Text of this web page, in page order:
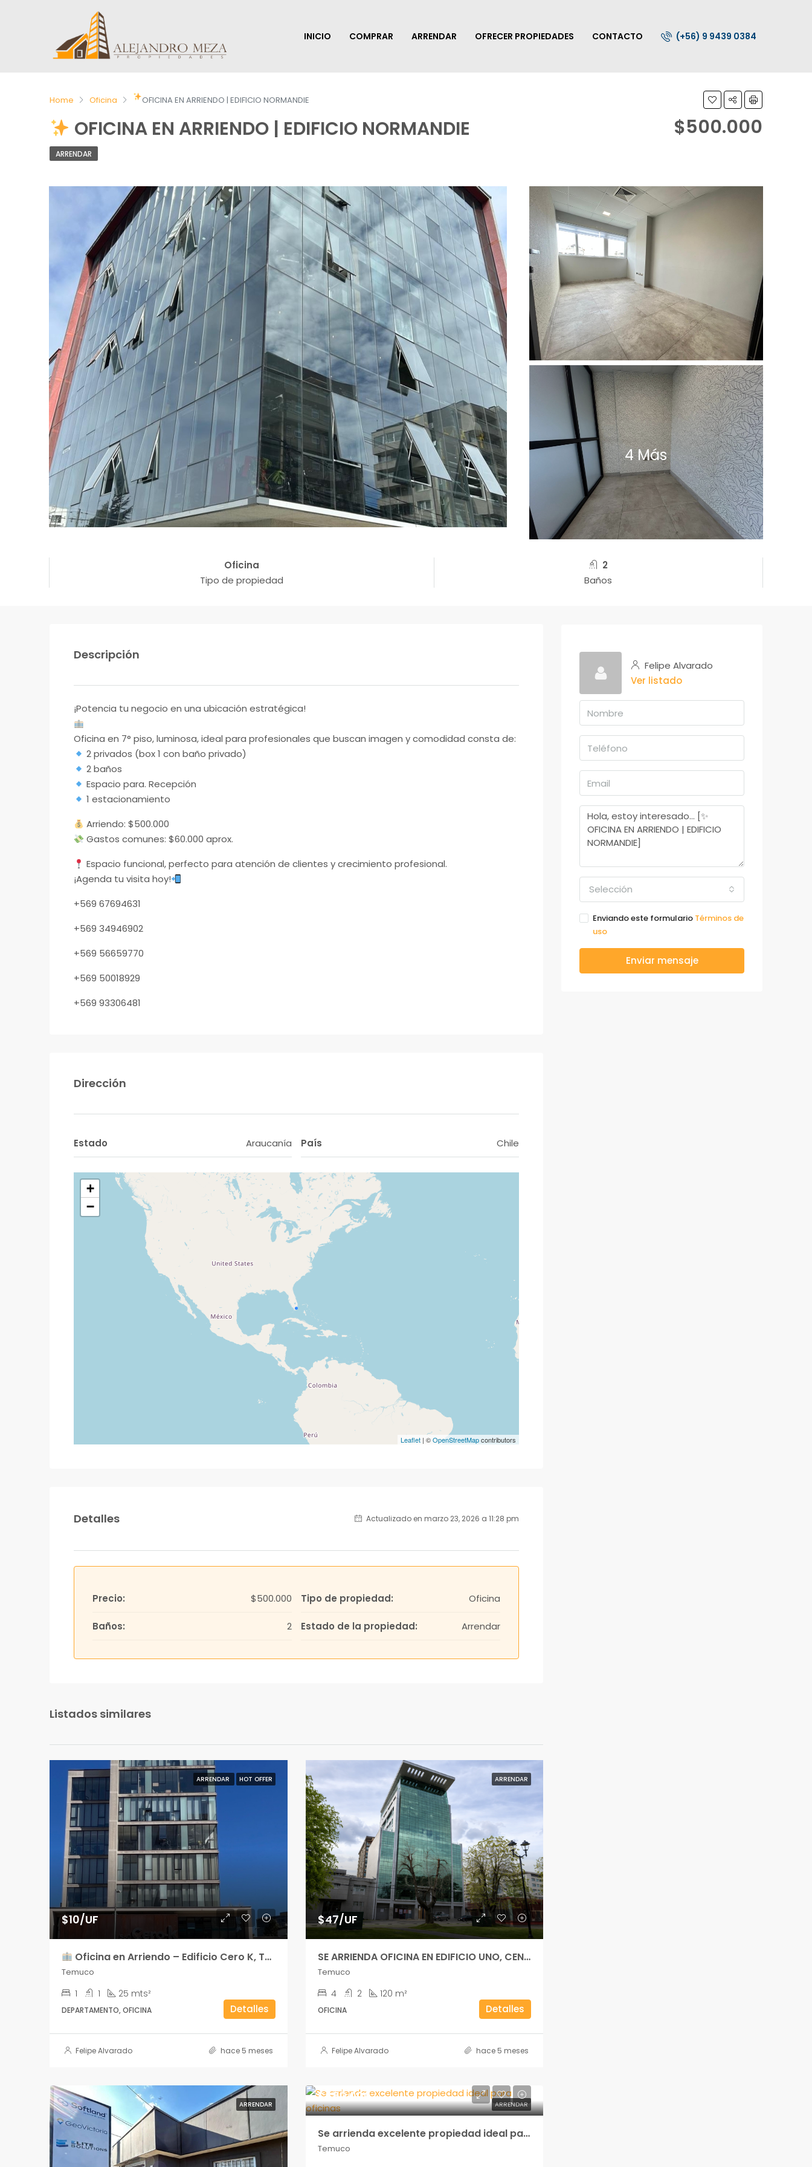
INICIO COMPRAR ARRENDAR OFRECER PROPIEDADES CONTACTO (+56) 9 9439 0384
Home Oficina OFICINA EN ARRIENDO | EDIFICIO NORMANDIE
OFICINA EN ARRIENDO | EDIFICIO NORMANDIE $500.000
ARRENDAR
4 Más
Oficina
Tipo de propiedad
2
Baños
Descripción
¡Potencia tu negocio en una ubicación estratégica!
Oficina en 7° piso, luminosa, ideal para profesionales que buscan imagen y comodidad consta de:
2 privados (box 1 con baño privado)
2 baños
Espacio para. Recepción
1 estacionamiento
Arriendo: $500.000
Gastos comunes: $60.000 aprox.
Espacio funcional, perfecto para atención de clientes y crecimiento profesional.
¡Agenda tu visita hoy!
+569 67694631
+569 34946902
+569 56659770
+569 50018929
+569 93306481
Dirección
Estado Araucanía País Chile
+
−
Leaflet | ©OpenStreetMapcontributors
Detalles Actualizado en marzo 23, 2026 a 11:28 pm
Precio: $500.000
Baños: 2
Tipo de propiedad: Oficina
Estado de la propiedad: Arrendar
Listados similares
ARRENDAR HOT OFFER
$10/UF
Oficina en Arriendo – Edificio Cero K, Temuco
Temuco
1 1 25 mts²
DEPARTAMENTO, OFICINA Detalles
Felipe Alvarado hace 5 meses
ARRENDAR
$47/UF
SE ARRIENDA OFICINA EN EDIFICIO UNO, CENTRO TEMUCO
Temuco
4 2 120 m²
OFICINA Detalles
Felipe Alvarado hace 5 meses
ARRENDAR ARRENDAR
$850.000
Se arrienda excelente propiedad ideal para oficinas
Temuco
Felipe Alvarado
Ver listado
Selección
Enviando este formulario Términos de
uso
Enviar mensaje